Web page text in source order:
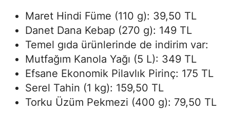
Maret Hindi Füme (110 g): 39,50 TL
Danet Dana Kebap (270 g): 149 TL
Temel gıda ürünlerinde de indirim var:
Mutfağım Kanola Yağı (5 L): 349 TL
Efsane Ekonomik Pilavlık Pirinç: 175 TL
Serel Tahin (1 kg): 159,50 TL
Torku Üzüm Pekmezi (400 g): 79,50 TL